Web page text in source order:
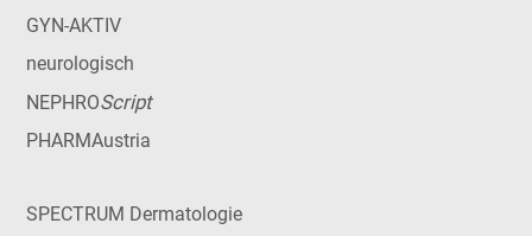
GYN-AKTIV
neurologisch
NEPHROScript
PHARMAustria
SPECTRUM Dermatologie